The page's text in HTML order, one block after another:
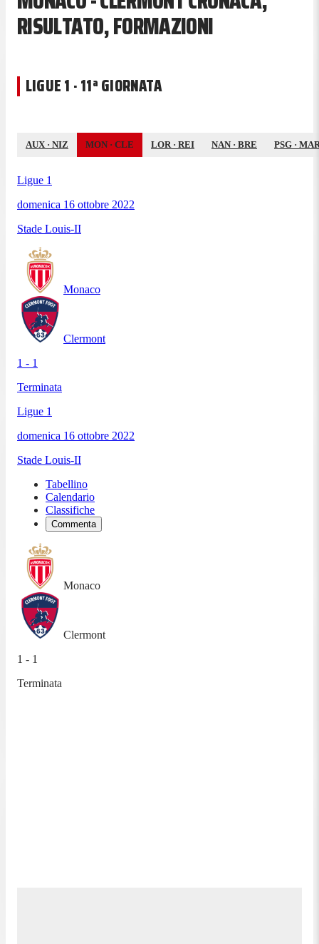
RISULTATO, FORMAZIONI
LIGUE 1 · 11ª GIORNATA
AUX · NIZ MON · CLE LOR· REI NAN · BRE PSG ·
Ligue 1
domenica 16 ottobre 2022
Stade Louis-II
Monaco
Clermont
1 - 1
Terminata
Ligue 1
domenica 16 ottobre 2022
Stade Louis-II
Tabellino
Calendario
Classifiche
Commenta
Monaco
Clermont
1 - 1
Terminata